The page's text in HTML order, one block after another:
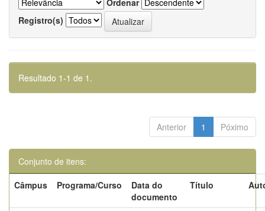
Ordenar
Registro(s)
Resultado 1-1 de 1.
Anterior 1 Póximo
Conjunto de itens:
Câmpus
Programa/Curso
Data do
documento
Título